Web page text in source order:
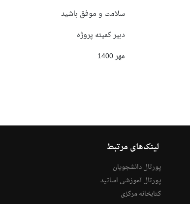
سلامت و موفق باشید
دبیر کمیته پروژه
مهر 1400
لینک‌های مرتبط
پورتال دانشجویان
پورتال آموزشی اساتید
کتابخانه مرکزی